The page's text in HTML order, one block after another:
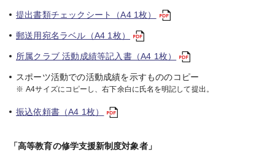
提出書類チェックシート（A4 1枚）
郵送用宛名ラベル（A4 1枚）
所属クラブ 活動成績等記入書（A4 1枚）
スポーツ活動での活動成績を示すもののコピー
※ A4サイズにコピーし、右下余白に氏名を明記して提出。
振込依頼書（A4 1枚）
「高等教育の修学支援新制度対象者」